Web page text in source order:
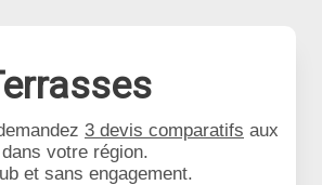
3 devis comparatifs aux
dans votre région.
et sans engagement.